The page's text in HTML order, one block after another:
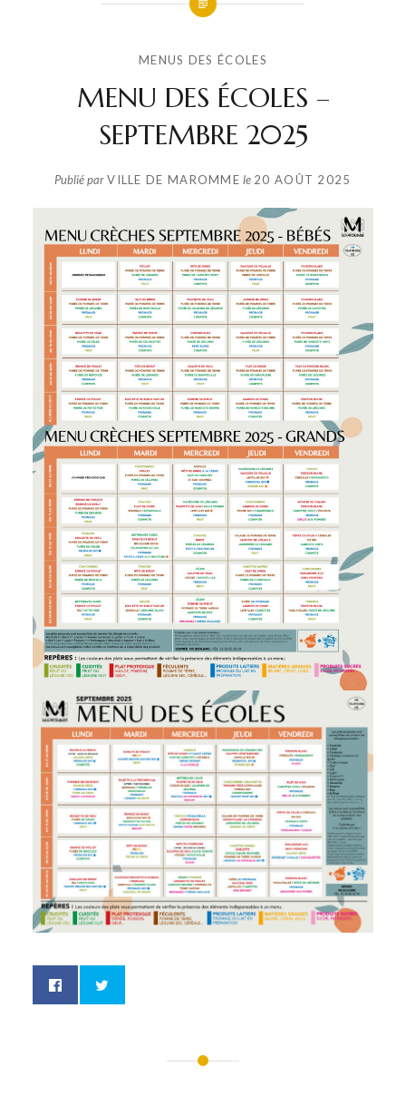
MENUS DES ÉCOLES
MENU DES ÉCOLES –
SEPTEMBRE 2025
Publié parVILLE DE MAROMME le 20 AOÛT 2025